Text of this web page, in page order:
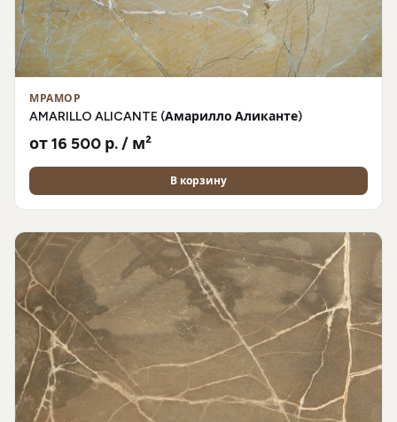
МРАМОР
AMARILLO ALICANTE (Амарилло Аликанте)
от 16 500 р. / м²
В корзину